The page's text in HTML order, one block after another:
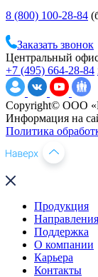
8 (800) 100-28-84
Заказать звонок
Центральный
+7 (495) 664-28-84
Copyright© ООО
Информация на
Политика
Продукция
Направления
Поддержка
О компании
Карьера
Контакты